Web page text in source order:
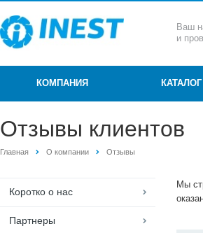
Ваш
и
КОМПАНИЯ КАТАЛОГ
Отзывы клиентов
Главная О компании Отзывы
Коротко о нас
Партнеры
Мы